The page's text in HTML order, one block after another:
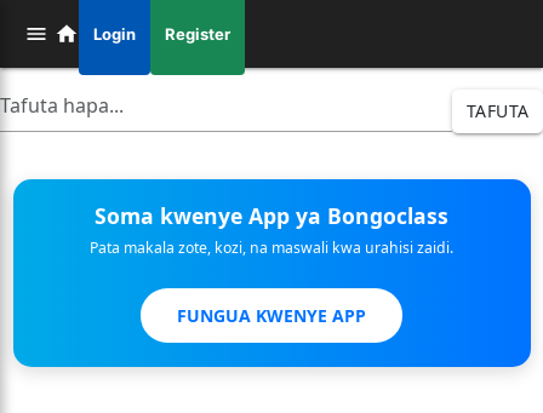
Login Register
TAFUTA
Soma kwenye App ya Bongoclass
Pata makala zote, kozi, na maswali kwa urahisi zaidi.
FUNGUA KWENYE APP